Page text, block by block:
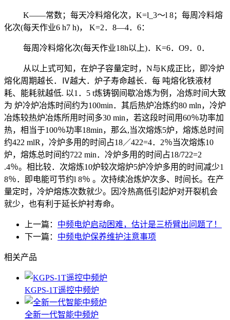
K——常数；每天冷料熔化次，K=l_3～l 8；每周冷料熔
化次(每天作业6 h7 h)， K=2． 8—4． 6：
每周冷料熔化次(每天作业18h以上)．K=6．O9．0．
从以上式可知，在炉子容量定时，N与K成正比，即冷炉
熔化周期越长．Ⅳ越大．炉子寿命越长．每 吨熔化铁液材
耗、能耗就越低. 以1 ． 5 t炼铸钢间歇冶炼为例，冶炼时间大致
为 炉冷炉冶炼时间约为100min．其后热炉冶炼约80 mln，冷炉
冶炼较热炉冶炼所用时间多30 min，若这段时间用60％功率加
热，相当于100％功率18min，那么,当次熔炼5炉，熔炼总时间
约422 mlR ，冷炉多用的时间占18／422=4． 2％当次熔炼10
炉，熔炼总时间约722 min．冷炉多用的时间占18/722=2
.4％。相比较．次熔炼10炉较次熔炉5炉冷炉多用的时间减少1
8％．即电能可节约l 8％ 。次持续冶炼炉次多、时间长。在产
量定时，冷炉熔炼次数就少。因冷热高低引起炉对开裂机会
就少，也有利于延长炉衬寿命。
上一篇： 中频电炉启动困难，估计是三桥臂出问题了！
下一篇： 中频电炉保养维护注意事项
相关产品
KGPS-1T遥控中频炉
全新一代智能中频炉